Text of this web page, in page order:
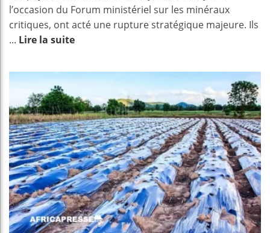
l’occasion du Forum ministériel sur les minéraux
critiques, ont acté une rupture stratégique majeure. Ils
... Lire la suite